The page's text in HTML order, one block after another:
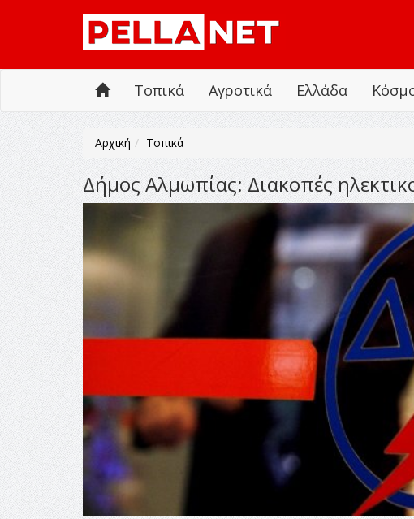
Τοπικά Αγροτικά Ελλάδα
Αρχική Τοπικά
Δήμος Αλμωπίας: Διακοπές